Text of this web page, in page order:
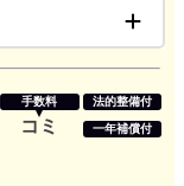
手数料
コミ
法的整備付
一年補償付